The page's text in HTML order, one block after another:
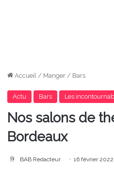
Accueil / Manger / Bars
Actu Bars Les
Nos salons de
Bordeaux
BAB Redacteur 16 février 2022